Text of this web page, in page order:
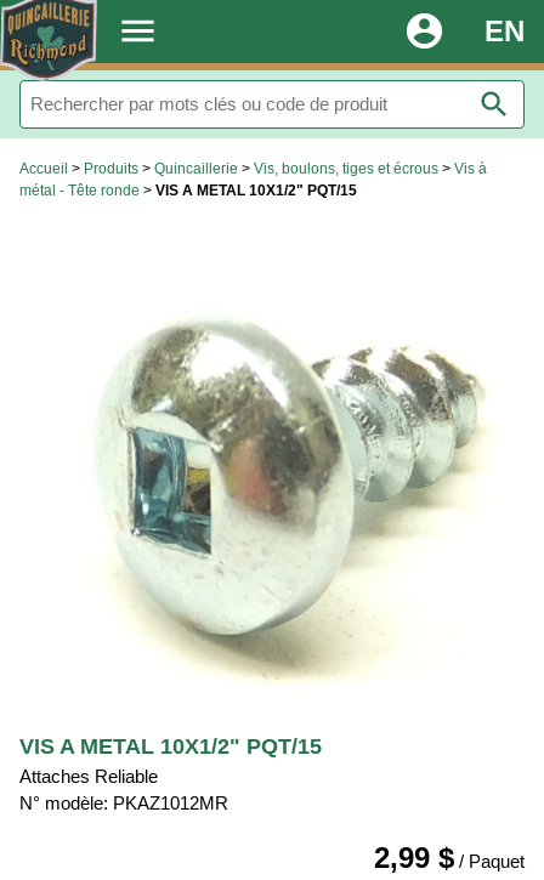
. menu EN
account_circle
search
Accueil > Produits > Quincaillerie > Vis, boulons, tiges et écrous > Vis à
métal - Tête ronde > VIS A METAL 10X1/2" PQT/15
VIS A METAL 10X1/2" PQT/15
Attaches Reliable
N° modèle: PKAZ1012MR
2,99 $ / Paquet